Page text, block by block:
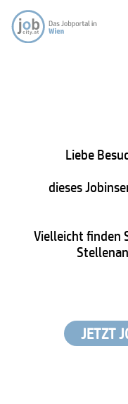
Liebe
dieses
Vielleicht finden
JETZT